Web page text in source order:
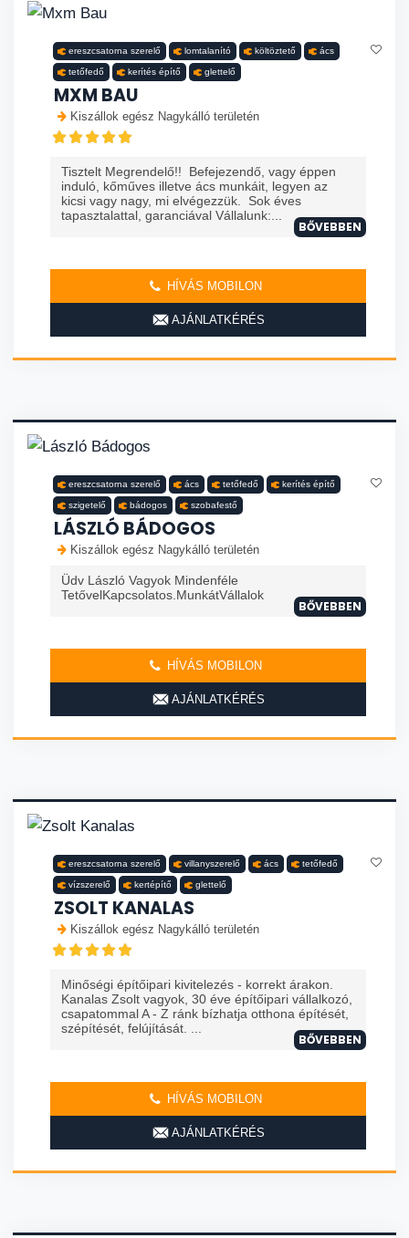
ereszcsatorna szerelő lomtalanító költöztető ács
tetőfedő kerítés építő glettelő
MXM BAU
Kiszállok egész Nagykálló területén
Tisztelt Megrendelő!! Befejezendő, vagy éppen
induló, kőműves illetve ács munkáit, legyen az
kicsi vagy nagy, mi elvégezzük. Sok éves
tapasztalattal, garanciával Vállalunk:...
BŐVEBBEN
HÍVÁS MOBILON
AJÁNLATKÉRÉS
ereszcsatorna szerelő ács tetőfedő kerítés építő
szigetelő bádogos szobafestő
LÁSZLÓ BÁDOGOS
Kiszállok egész Nagykálló területén
Üdv László Vagyok Mindenféle
TetővelKapcsolatos.MunkátVállalok
BŐVEBBEN
HÍVÁS MOBILON
AJÁNLATKÉRÉS
ereszcsatorna szerelő villanyszerelő ács tetőfedő
vízszerelő kertépítő glettelő
ZSOLT KANALAS
Kiszállok egész Nagykálló területén
Minőségi építőipari kivitelezés - korrekt árakon.
Kanalas Zsolt vagyok, 30 éve építőipari vállalkozó,
csapatommal A - Z ránk bízhatja otthona építését,
szépítését, felújítását. ...
BŐVEBBEN
HÍVÁS MOBILON
AJÁNLATKÉRÉS